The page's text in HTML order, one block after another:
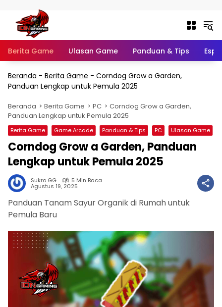
Berita Game Ulasan Game Panduan & Tips
Beranda - Berita Game - Corndog Grow a Garden,
Panduan Lengkap untuk Pemula 2025
Beranda Berita Game PC
Corndog Grow a Garden,
Panduan Lengkap untuk Pemula 2025
Berita Game Game Arcade Panduan & Tips PC Ulasan Game
Corndog Grow a Garden, Panduan
Lengkap untuk Pemula 2025
Sukro GG 5 Min Baca
Agustus 19, 2025
Panduan Tanam Sayur Organik di Rumah untuk
Pemula Baru